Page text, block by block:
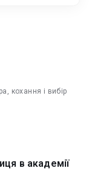
кохання і вибір
в академії